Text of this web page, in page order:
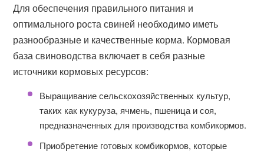
Для обеспечения правильного питания и
оптимального роста свиней необходимо иметь
разнообразные и качественные корма. Кормовая
база свиноводства включает в себя разные
источники кормовых ресурсов:
Выращивание сельскохозяйственных культур,
таких как кукуруза, ячмень, пшеница и соя,
предназначенных для производства комбикормов.
Приобретение готовых комбикормов, которые